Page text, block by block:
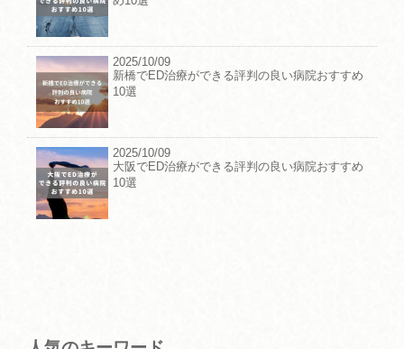
2025/10/09
新橋でED治療ができる評判の良い病院おすすめ
10選
2025/10/09
大阪でED治療ができる評判の良い病院おすすめ
10選